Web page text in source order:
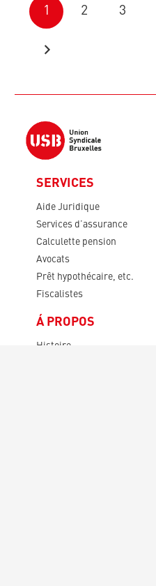
1 2 3
SERVICES
Aide Juridique
Services d’assurance
Calculette pension
Avocats
Prêt hypothécaire, etc.
Fiscalistes
Á PROPOS
Histoire